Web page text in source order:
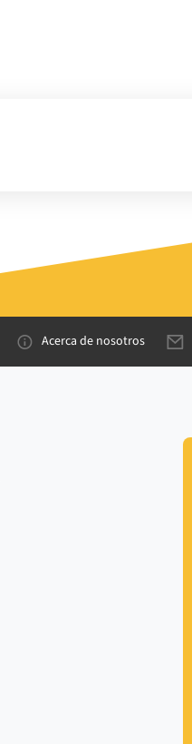
Acerca de nosotros